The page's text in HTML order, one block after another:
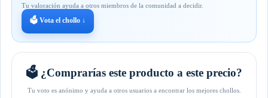
Tu valoración ayuda a otros miembros de la comunidad a decidir.
🗳️ Vota el chollo ↓
🗳️ ¿Comprarías este producto a este precio?
Tu voto es anónimo y ayuda a otros usuarios a encontrar los mejores chollos.